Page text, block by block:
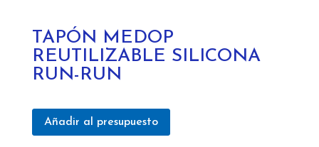
TAPÓN MEDOP
REUTILIZABLE SILICONA
RUN-RUN
Añadir al presupuesto